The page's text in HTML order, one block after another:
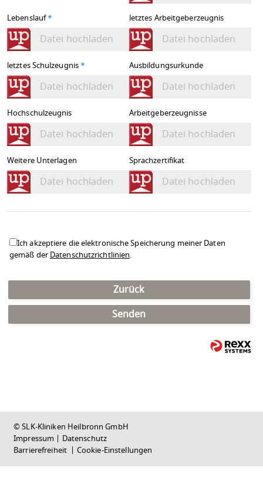
Lebenslauf*
Datei hochladen
letztes Arbeitgeberzeugnis
Datei hochladen
letztes Schulzeugnis *
Datei hochladen
Ausbildungsurkunde
Datei hochladen
Hochschulzeugnis
Datei hochladen
Arbeitgeberzeugnisse
Datei hochladen
Weitere Unterlagen
Datei hochladen
Sprachzertifikat
Datei hochladen
Ich akzeptiere die elektronische Speicherung meiner Daten
gemäß derDatenschutzrichtlinien.
Zurück
Senden
© SLK-Kliniken Heilbronn GmbH
Impressum | Datenschutz
Barrierefreiheit | Cookie-Einstellungen